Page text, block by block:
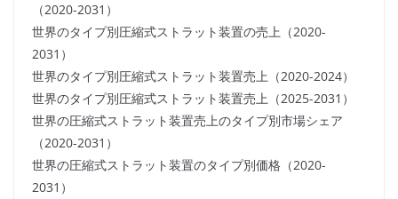
（2020-2031）
世界のタイプ別圧縮式ストラット装置の売上（2020-
2031）
世界のタイプ別圧縮式ストラット装置売上（2020-2024）
世界のタイプ別圧縮式ストラット装置売上（2025-2031）
世界の圧縮式ストラット装置売上のタイプ別市場シェア
（2020-2031）
世界の圧縮式ストラット装置のタイプ別価格（2020-
2031）